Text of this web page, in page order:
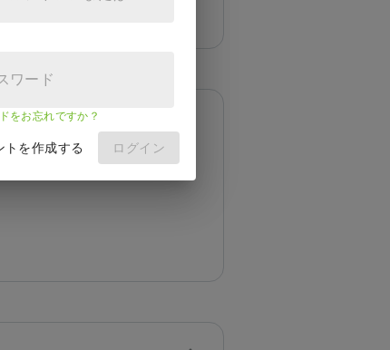
ワード
をお忘れですか？
トを作成する ログイン